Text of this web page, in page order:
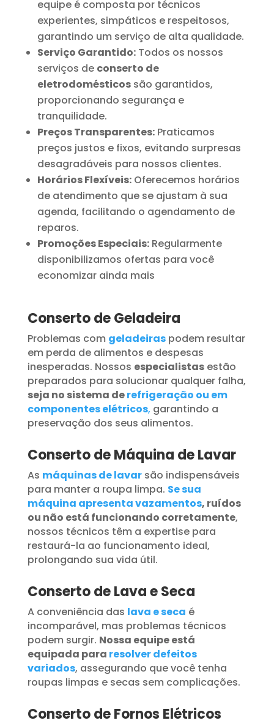
equipe é composta por técnicos
experientes, simpáticos e respeitosos,
garantindo um serviço de alta qualidade.
Serviço Garantido:Todos os nossos
serviços de conserto de
eletrodomésticossão garantidos,
proporcionando segurança e
tranquilidade.
Preços Transparentes:Praticamos
preços justos e fixos, evitando surpresas
desagradáveis para nossos clientes.
Horários Flexíveis:Oferecemos horários
de atendimento que se ajustam à sua
agenda, facilitando o agendamento de
reparos.
Promoções Especiais:Regularmente
disponibilizamos ofertas para você
economizar ainda mais
Conserto de Geladeira
Problemas com geladeiraspodem resultar
em perda de alimentos e despesas
inesperadas. Nossos especialistasestão
preparados para solucionar qualquer falha,
seja no sistema derefrigeração ou em
componentes elétricos, garantindo a
preservação dos seus alimentos.
Conserto de Máquina de Lavar
As máquinas de lavar são indispensáveis
para manter a roupa limpa. Se sua
máquina apresenta vazamentos, ruídos
ou não está funcionando corretamente,
nossos técnicos têm a expertise para
restaurá-la ao funcionamento ideal,
prolongando sua vida útil.
Conserto de Lava e Seca
A conveniência das lava e seca é
incomparável, mas problemas técnicos
podem surgir. Nossa equipe está
equipada para resolver defeitos
variados, assegurando que você tenha
roupas limpas e secas sem complicações.
Conserto de Fornos Elétricos